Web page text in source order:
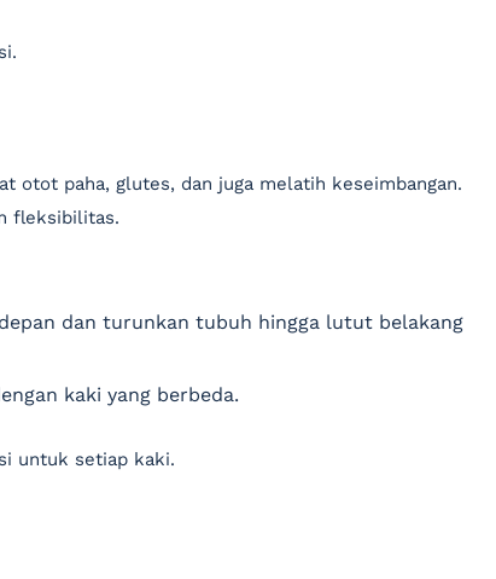
otot paha, glutes, dan juga melatih keseimbangan.
fleksibilitas.
dan turunkan tubuh hingga lutut belakang
kaki yang berbeda.
untuk setiap kaki.